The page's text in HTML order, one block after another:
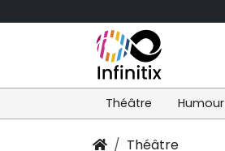
Théâtre Humour
Théâtre